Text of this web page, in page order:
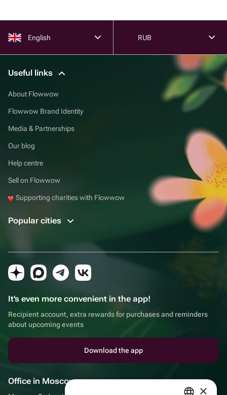
English RUB
Useful links
About Flowwow
Flowwow Brand Identity
Media & Partnerships
Our blog
Help centre
Sell on Flowwow
Supporting charities with Flowwow
Popular cities
It's even more convenient in the app!
Recipient account, extra rewards for purchases and reminders
about upcoming events
Download the app
Office in Moscow
×